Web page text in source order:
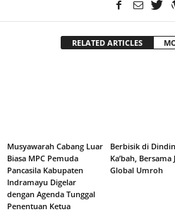
RELATED ARTICLES
Musyawarah Cabang Luar
Biasa MPC Pemuda
Pancasila Kabupaten
Indramayu Digelar
dengan Agenda Tunggal
Penentuan Ketua
Berbisik di
Ka’bah, Bersama
Global Umroh